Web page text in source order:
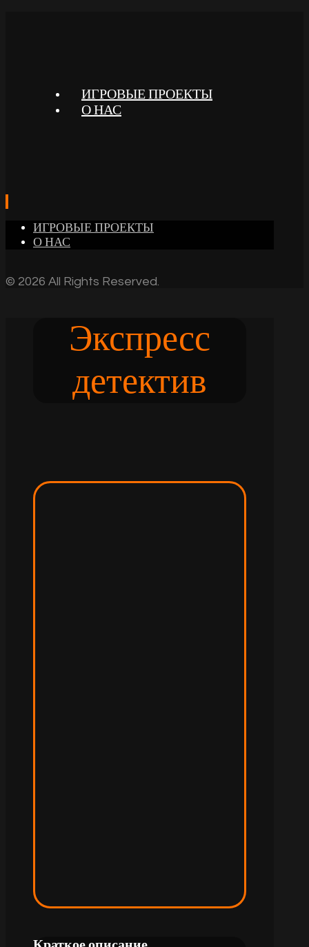
ИГРОВЫЕ ПРОЕКТЫ
О НАС
ИГРОВЫЕ ПРОЕКТЫ
О НАС
© 2026 All Rights Reserved.
Экспресс
детектив